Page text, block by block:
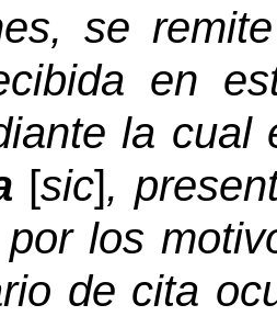
se
en
la
[sic],
los
de cita